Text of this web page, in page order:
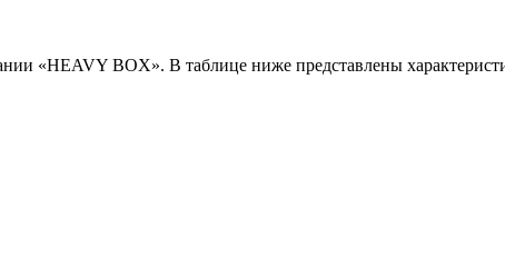
«HEAVY BOX». В таблице ниже представлены